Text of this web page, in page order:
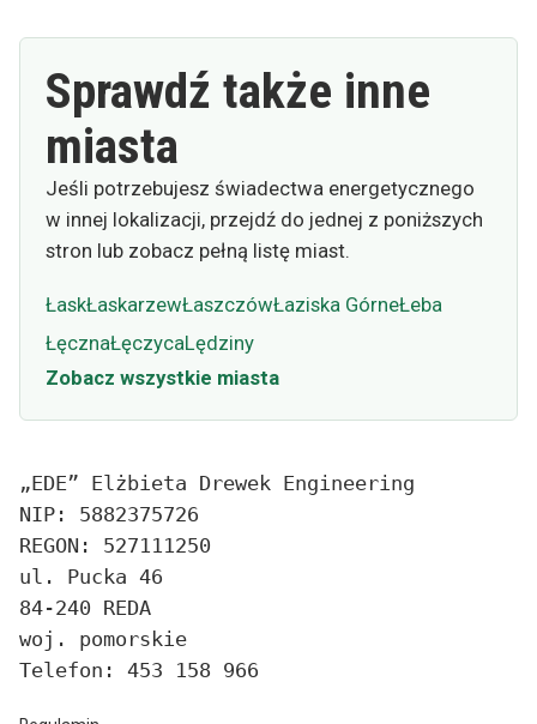
Sprawdź także inne
miasta
Jeśli potrzebujesz świadectwa energetycznego
w innej lokalizacji, przejdź do jednej z poniższych
stron lub zobacz pełną listę miast.
ŁaskŁaskarzewŁaszczówŁaziska GórneŁeba
ŁęcznaŁęczycaLędziny
Zobacz wszystkie miasta
„EDE” Elżbieta Drewek Engineering
NIP: 5882375726
REGON: 527111250
ul. Pucka 46
84-240 REDA
woj. pomorskie
Telefon: 453 158 966